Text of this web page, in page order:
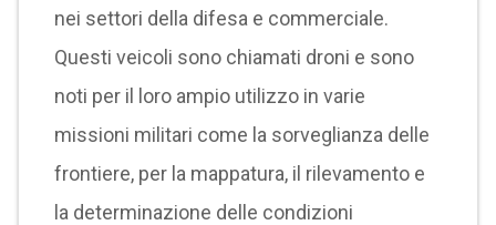
nei settori della difesa e commerciale.
Questi veicoli sono chiamati droni e sono
noti per il loro ampio utilizzo in varie
missioni militari come la sorveglianza delle
frontiere, per la mappatura, il rilevamento e
la determinazione delle condizioni